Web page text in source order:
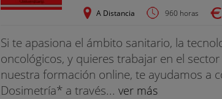
A Distancia 960 horas
Si te apasiona el ámbito sanitario, la
oncológicos, y quieres trabajar en el
nuestra formación online, te ayudamos a
Dosimetría* a través... ver más